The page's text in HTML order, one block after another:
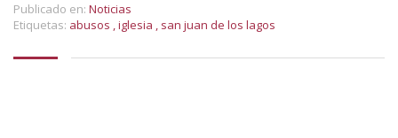
Publicado en: Noticias
Etiquetas: abusos ,iglesia , san juan de los lagos